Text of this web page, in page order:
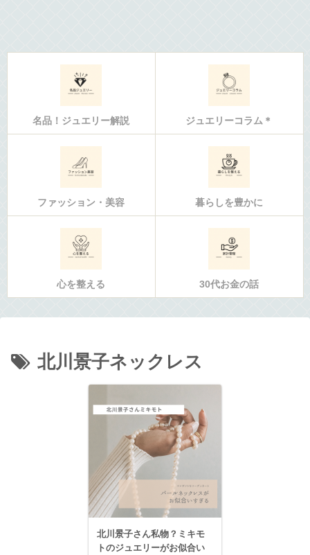
名品！ジュエリー解説 ジュエリーコラム＊
ファッション・美容 暮らしを豊かに
心を整える 30代お金の話
北川景子ネックレス
北川景子さん私物？ミキモ
トのジュエリーがお似合い